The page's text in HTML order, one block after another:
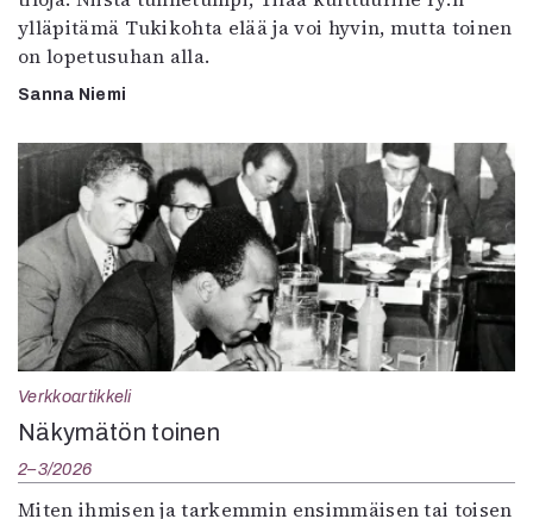
ylläpitämä Tukikohta elää ja voi hyvin, mutta toinen
on lopetusuhan alla.
Sanna Niemi
Verkkoartikkeli
Näkymätön toinen
2–3/2026
Miten ihmisen ja tarkemmin ensimmäisen tai toisen